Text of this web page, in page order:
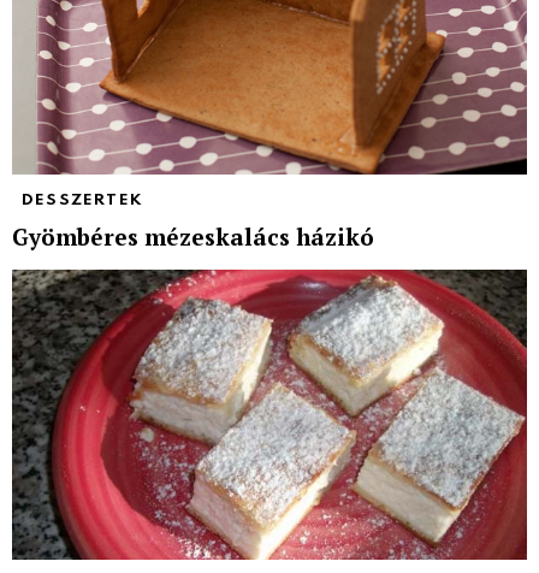
DESSZERTEK
Gyömbéres mézeskalács házikó